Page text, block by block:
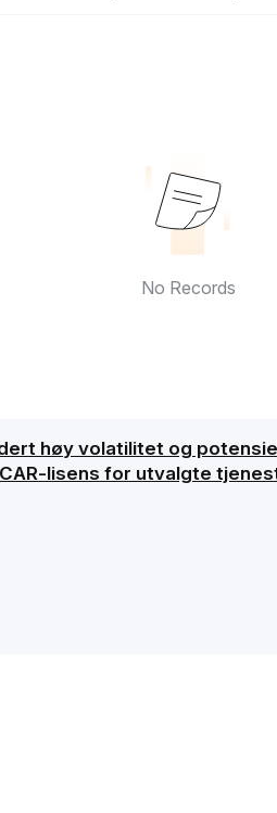
No Records
høy volatilitet og
lisens for utvalgte